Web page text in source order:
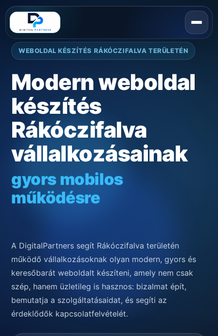
WEBOLDAL KÉSZÍTÉS RÁKÓCZIFALVA TERÜLETÉN
Modern weboldal
készítés
Rákóczifalva
vállalkozásainak
gyors mobilos
működésre
A DigitalPartners segít Rákóczifalva területén
működő vállalkozásoknak olyan modern, gyors és
keresőbarát weboldalt készíteni, amely nem csak
szép, hanem üzletileg is hasznos: bizalmat épít,
bemutatja a szolgáltatásaidat, és segíti az
érdeklődők kapcsolatfelvételét.